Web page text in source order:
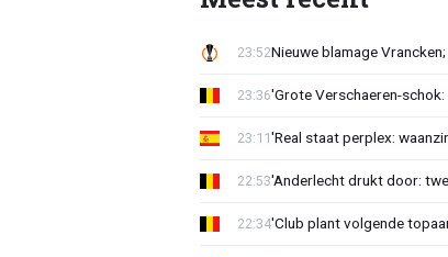
Nieuwe blamage
23:52
'Grote Verschaeren-
23:36
'Real staat perplex:
23:11
'Anderlecht drukt door:
22:53
'Club plant volgende
22:34